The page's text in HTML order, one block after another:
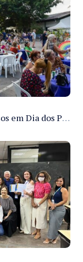
Bolerão da Saudade reúne idosos em Dia dos Pais promovido pela Fundação Dr. Thomas em Manaus